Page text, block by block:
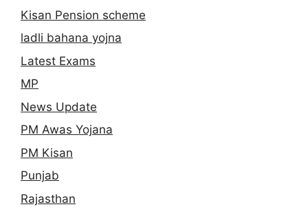
Kisan Pension scheme
ladli bahana yojna
Latest Exams
MP
News Update
PM Awas Yojana
PM Kisan
Punjab
Rajasthan